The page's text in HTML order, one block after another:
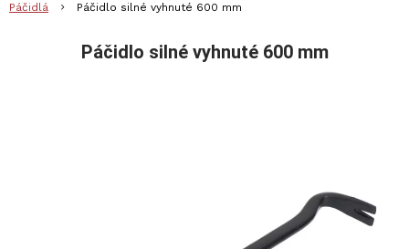
Páčidlá
Páčidlo silné vyhnuté 600 mm
Páčidlo silné vyhnuté 600 mm